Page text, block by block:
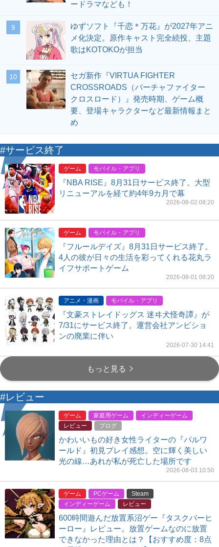
ードラマなども！
9
ゆずソフト『千恋＊万花』が2027年アニ
メ化決定。原作キャスト完全続投、主題
歌はKOTOKOが担当
10
セガ新作『VIRTUA FIGHTER
CROSSROADS（バーチャファイター
クロスロード）』発売時期、ゲーム概
要、登場キャラクターなど最新情報まと
め
#サービス終了
ゲーム モバイル・アプリ
『NBA RISE』8月31日サービス終了。大型
リニューアルを経て約4年9カ月で幕
2026-08-02 08:20
ゲーム モバイル・アプリ
『フルールデイズ』8月31日サービス終了。
4人の彼が日々の生活を彩ってくれる花丸ラ
イフサポートゲーム
2026-08-01 08:20
アニメ・漫画 モバイル・アプリ
『文豪ストレイドッグス 迷ヰ犬怪奇譚』が
7/31にサービス終了。運営会社アンビショ
ンの廃業に伴い
2026-07-30 14:41
もっと見る
#レビュー
ゲーム 家庭用ゲーム
インディーゲーム
レビュー
ブログ
かわいいもの好き女性ライターの『パルワ
ールド』初見プレイ感想。空に輝く美しい
光の線…あれが私が死亡した場所です
2026-08-03 10:50
ゲーム PCゲーム
Steam
インディーゲーム
レビュー
600時間遊んだ放置系沼ゲー『タスクバーヒ
ーロー』レビュー。放置ゲームなのに放置
できなかった理由とは？【おすすめ度：8点